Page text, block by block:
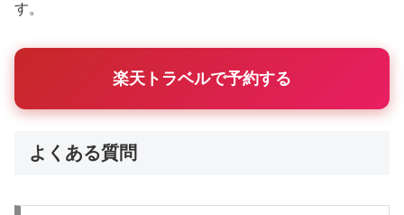
す。
楽天トラベルで予約する
よくある質問